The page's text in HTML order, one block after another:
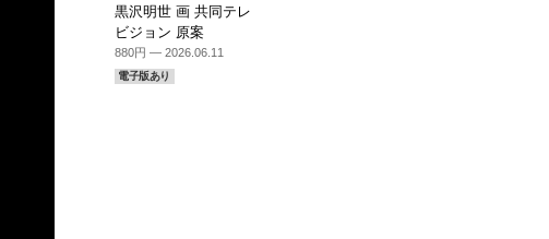
黒沢明世 画 共同テレ
ビジョン 原案
880円 — 2026.06.11
電子版あり